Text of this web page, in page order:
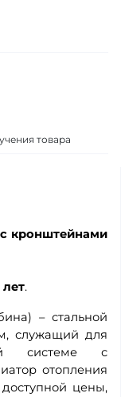
кронштейнами
лет.
– стальной
служащий для
системе с
отопления
цены,
товара